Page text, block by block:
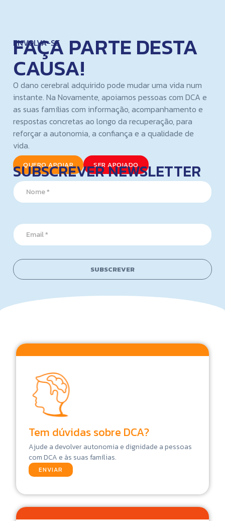
ENVOLVA-SE
FAÇA PARTE DESTA
CAUSA!
O dano cerebral adquirido pode mudar uma vida num
instante. Na Novamente, apoiamos pessoas com DCA e
as suas famílias com informação, acompanhamento e
respostas concretas ao longo da recuperação, para
reforçar a autonomia, a confiança e a qualidade de
vida.
QUERO APOIAR SER APOIADO
SUBSCREVER NEWSLETTER
*
E
m
l
*
N
a
m
*
E
m
a
l
*
SUBSCREVER
Tem dúvidas sobre DCA?
Ajude a devolver autonomia e dignidade a pessoas
com DCA e às suas famílias.
ENVIAR